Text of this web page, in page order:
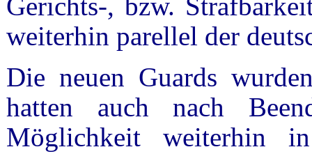
weiterhin parellel der
Die neuen Guards
hatten auch nach
Möglichkeit weiterhin